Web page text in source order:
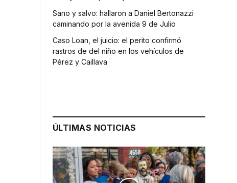
Sano y salvo: hallaron a Daniel Bertonazzi
caminando por la avenida 9 de Julio
Caso Loan, el juicio: el perito confirmó
rastros de del niño en los vehículos de
Pérez y Caillava
ÚLTIMAS NOTICIAS